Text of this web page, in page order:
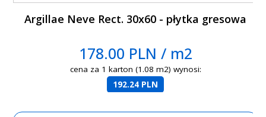
Argillae Neve Rect. 30x60 - płytka gresowa
178.00 PLN / m2
cena za 1 karton (1.08 m2) wynosi:
192.24 PLN